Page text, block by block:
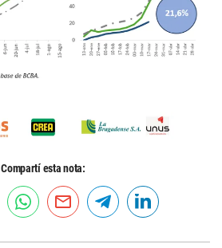
Compartí esta nota: